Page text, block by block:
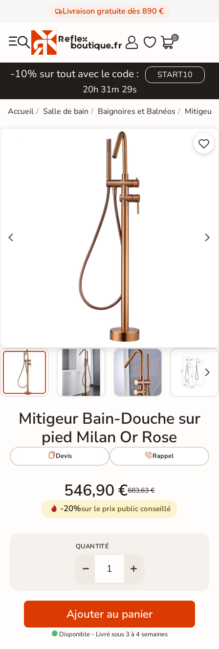
Livraison gratuite dès 890 €
  0
-10% sur tout avec le code : START10
20h 31m 28s
Accueil Salle de bain Baignoires et Balnéos Mitigeur


Mitigeur Bain-Douche sur
pied Milan Or Rose
Devis Rappel
546,90 €683,63 €
-20%sur le prix public conseillé
QUANTITÉ
Ajouter au panier
Disponible - Livré sous 3 à 4 semaines